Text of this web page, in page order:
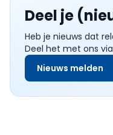
Deel je
Heb je nieuws dat
Deel het met ons
Nieuws melden